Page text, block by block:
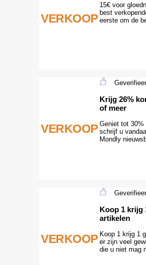
VERKOOP
15€ voor
best
eerste om de
VERKOOP
Krijg 26%
of meer
Geniet tot 30%
schrijf u
Mondly
VERKOOP
Koop 1 krijg
artikelen
Koop 1 krijg 1
er zijn veel
die u niet mag